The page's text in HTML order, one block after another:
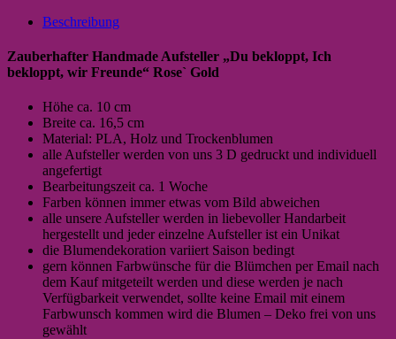
Beschreibung
Zauberhafter Handmade Aufsteller „Du bekloppt, Ich
bekloppt, wir Freunde“ Rose` Gold
Höhe ca. 10 cm
Breite ca. 16,5 cm
Material: PLA, Holz und Trockenblumen
alle Aufsteller werden von uns 3 D gedruckt und individuell
angefertigt
Bearbeitungszeit ca. 1 Woche
Farben können immer etwas vom Bild abweichen
alle unsere Aufsteller werden in liebevoller Handarbeit
hergestellt und jeder einzelne Aufsteller ist ein Unikat
die Blumendekoration variiert Saison bedingt
gern können Farbwünsche für die Blümchen per Email nach
dem Kauf mitgeteilt werden und diese werden je nach
Verfügbarkeit verwendet, sollte keine Email mit einem
Farbwunsch kommen wird die Blumen – Deko frei von uns
gewählt